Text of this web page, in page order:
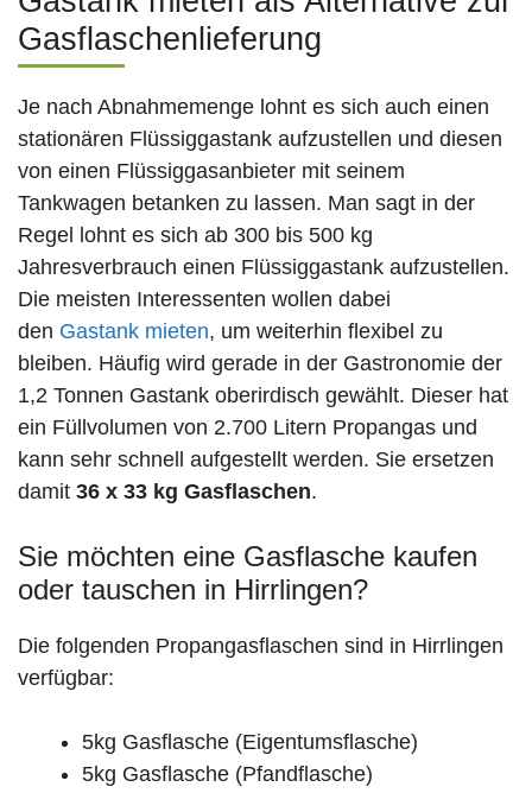
Gasflaschenlieferung
Je nach Abnahmemenge lohnt es sich auch einen
stationären Flüssiggastank aufzustellen und diesen
von einen Flüssiggasanbieter mit seinem
Tankwagen betanken zu lassen. Man sagt in der
Regel lohnt es sich ab 300 bis 500 kg
Jahresverbrauch einen Flüssiggastank aufzustellen.
Die meisten Interessenten wollen dabei
den Gastank mieten, um weiterhin flexibel zu
bleiben. Häufig wird gerade in der Gastronomie der
1,2 Tonnen Gastank oberirdisch gewählt. Dieser hat
ein Füllvolumen von 2.700 Litern Propangas und
kann sehr schnell aufgestellt werden. Sie ersetzen
damit 36 x 33 kg Gasflaschen.
Sie möchten eine Gasflasche kaufen
oder tauschen in Hirrlingen?
Die folgenden Propangasflaschen sind in Hirrlingen
verfügbar:
5kg Gasflasche (Eigentumsflasche)
5kg Gasflasche (Pfandflasche)